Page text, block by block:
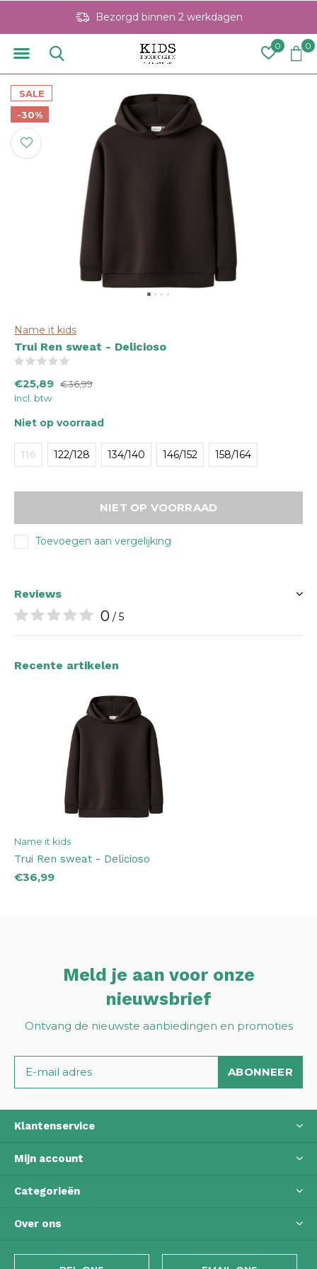
0 0
Bezorgd binnen 2 werkdagen
SALE
-30%
Name it kids
Trui Ren sweat - Delicioso
€25,89 €36,99
Incl. btw
Niet op voorraad
116 122/128 134/140 146/152 158/164
NIET OP VOORRAAD
Toevoegen aan vergelijking
Reviews
0 / 5
Recente artikelen
Name it kids
Trui Ren sweat - Delicioso
€36,99
Meld je aan voor onze
nieuwsbrief
Ontvang de nieuwste aanbiedingen en promoties
ABONNEER
Klantenservice
Mijn account
Categorieën
Over ons